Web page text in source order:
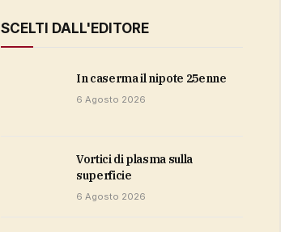
SCELTI DALL'EDITORE
in caserma il nipote 25enne
6 Agosto 2026
vortici di plasma sulla
superficie
6 Agosto 2026